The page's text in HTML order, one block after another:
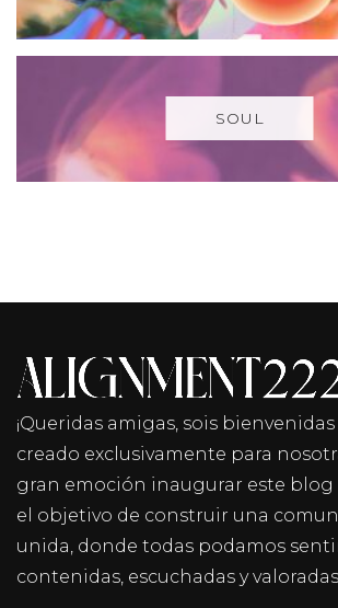
SOUL
¡Queridas amigas, sois
creado exclusivamente para
gran emoción inaugurar este blog
el objetivo de construir una
unida, donde todas podamos
contenidas, escuchadas y